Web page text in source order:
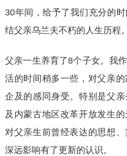
30年间，给予了我们充分的
结父亲乌兰夫不朽的人生历程。
父亲一生养育了8个子女。我
活的时间稍多一些，对父亲
企及的感同身受。特别是父
及内蒙古地区改革开放发生
对父亲生前曾经表达的思想
深远影响有了更新的认识。